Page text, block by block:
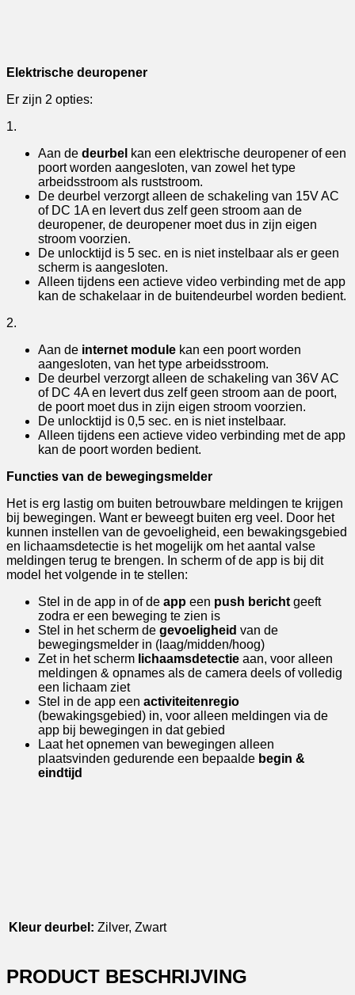
Elektrische deuropener
Er zijn 2 opties:
1.
Aan de deurbel kan een elektrische deuropener of een
poort worden aangesloten, van zowel het type
arbeidsstroom als ruststroom.
De deurbel verzorgt alleen de schakeling van 15V AC
of DC 1A en levert dus zelf geen stroom aan de
deuropener, de deuropener moet dus in zijn eigen
stroom voorzien.
De unlocktijd is 5 sec. en is niet instelbaar als er geen
scherm is aangesloten.
Alleen tijdens een actieve video verbinding met de app
kan de schakelaar in de buitendeurbel worden bedient.
2.
Aan de internet module kan een poort worden
aangesloten, van het type arbeidsstroom.
De deurbel verzorgt alleen de schakeling van 36V AC
of DC 4A en levert dus zelf geen stroom aan de poort,
de poort moet dus in zijn eigen stroom voorzien.
De unlocktijd is 0,5 sec. en is niet instelbaar.
Alleen tijdens een actieve video verbinding met de app
kan de poort worden bedient.
Functies van de bewegingsmelder
Het is erg lastig om buiten betrouwbare meldingen te krijgen
bij bewegingen. Want er beweegt buiten erg veel. Door het
kunnen instellen van de gevoeligheid, een bewakingsgebied
en lichaamsdetectie is het mogelijk om het aantal valse
meldingen terug te brengen. In scherm of de app is bij dit
model het volgende in te stellen:
Stel in de app in of de app een push bericht geeft
zodra er een beweging te zien is
Stel in het scherm de gevoeligheid van de
bewegingsmelder in (laag/midden/hoog)
Zet in het scherm lichaamsdetectie aan, voor alleen
meldingen & opnames als de camera deels of volledig
een lichaam ziet
Stel in de app een activiteitenregio
(bewakingsgebied) in, voor alleen meldingen via de
app bij bewegingen in dat gebied
Laat het opnemen van bewegingen alleen
plaatsvinden gedurende een bepaalde begin &
eindtijd
Kleur deurbel: Zilver, Zwart
PRODUCT BESCHRIJVING